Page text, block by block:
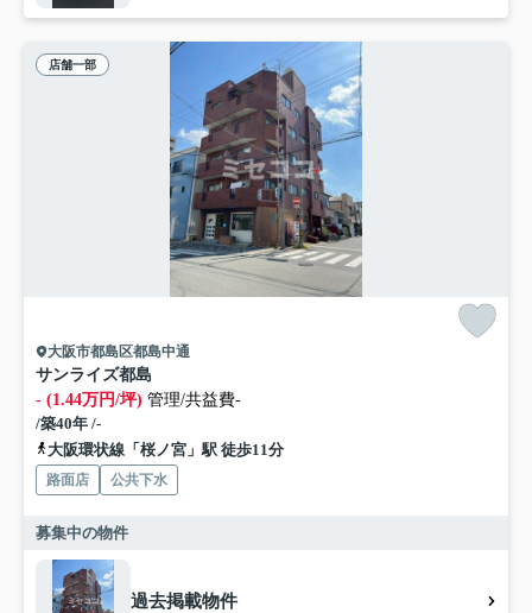
店舗一部
大阪市都島区都島中通
サンライズ都島
- (1.44万円/坪) 管理/共益費-
/築40年 /-
大阪環状線「桜ノ宮」駅 徒歩11分
路面店 公共下水
募集中の物件
過去掲載物件